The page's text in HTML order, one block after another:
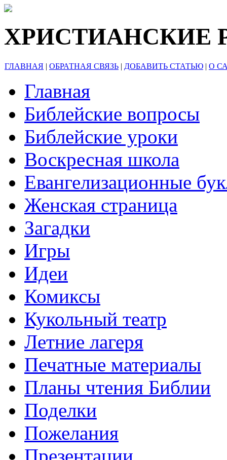
ХРИСТИАНСКИЕ
ГЛАВНАЯ | ОБРАТНАЯ СВЯЗЬ | ДОБАВИТЬ СТАТЬЮ | О
Главная
Библейские вопросы
Библейские уроки
Воскресная школа
Евангелизационные
Женская страница
Загадки
Игры
Идеи
Комиксы
Кукольный театр
Летние лагеря
Печатные материалы
Планы чтения Библии
Поделки
Пожелания
Презентации